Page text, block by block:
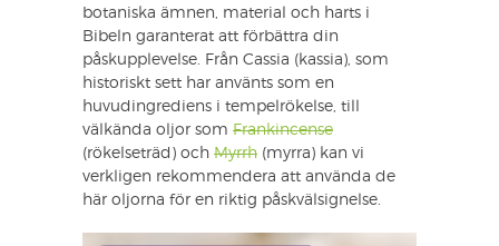
botaniska ämnen, material och harts i
Bibeln garanterat att förbättra din
påskupplevelse. Från Cassia (kassia), som
historiskt sett har använts som en
huvudingrediens i tempelrökelse, till
välkända oljor som Frankincense
(rökelseträd) och Myrrh (myrra) kan vi
verkligen rekommendera att använda de
här oljorna för en riktig påskvälsignelse.